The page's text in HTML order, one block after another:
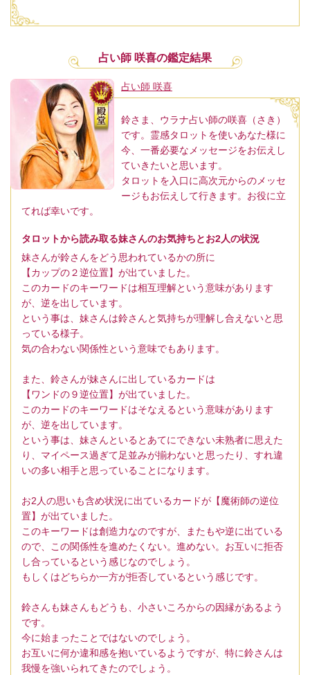
占い師 咲喜の鑑定結果
占い師 咲喜
鈴さま、ウラナ占い師の咲喜（さき）
です。霊感タロットを使いあなた様に
今、一番必要なメッセージをお伝えし
ていきたいと思います。
タロットを入口に高次元からのメッセ
ージもお伝えして行きます。お役に立
てれば幸いです。
タロットから読み取る妹さんのお気持ちとお2人の状況
妹さんが鈴さんをどう思われているかの所に
【カップの２逆位置】が出ていました。
このカードのキーワードは相互理解という意味があります
が、逆を出しています。
という事は、妹さんは鈴さんと気持ちが理解し合えないと思
っている様子。
気の合わない関係性という意味でもあります。
また、鈴さんが妹さんに出しているカードは
【ワンドの９逆位置】が出ていました。
このカードのキーワードはそなえるという意味があります
が、逆を出しています。
という事は、妹さんといるとあてにできない未熟者に思えた
り、マイペース過ぎて足並みが揃わないと思ったり、すれ違
いの多い相手と思っていることになります。
お2人の思いも含め状況に出ているカードが【魔術師の逆位
置】が出ていました。
このキーワードは創造力なのですが、またもや逆に出ている
ので、この関係性を進めたくない。進めない。お互いに拒否
し合っているという感じなのでしょう。
もしくはどちらか一方が拒否しているという感じです。
鈴さんも妹さんもどうも、小さいころからの因縁があるよう
です。
今に始まったことではないのでしょう。
お互いに何か違和感を抱いているようですが、特に鈴さんは
我慢を強いられてきたのでしょう。